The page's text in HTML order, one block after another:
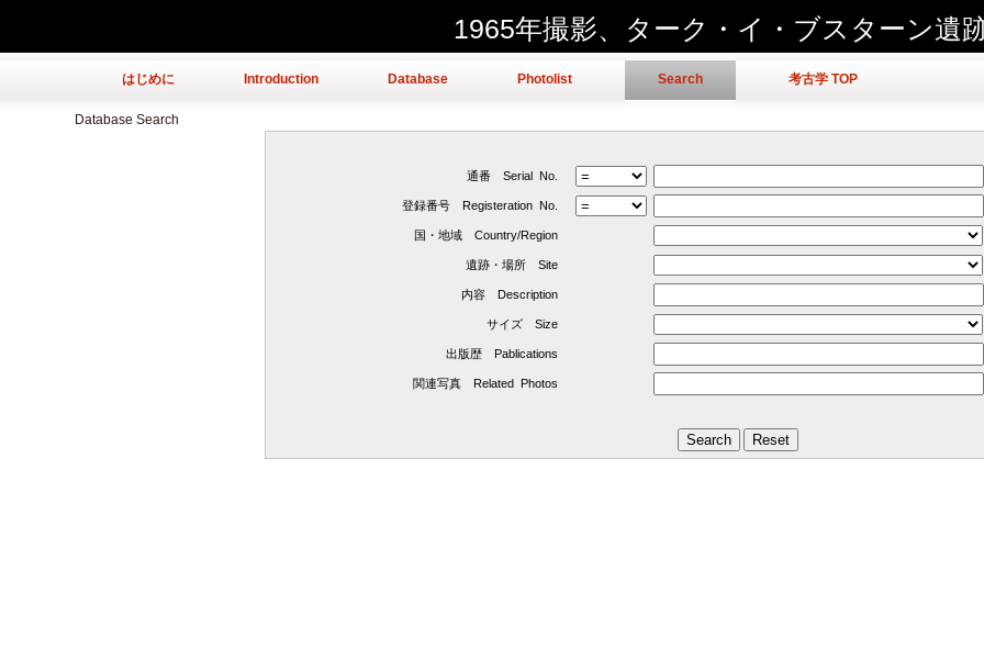
1965年撮影、ターク・イ・ブスターン遺
はじめに Introduction Database Photolist Search 考古学 TOP
Database Search
通番 Serial No.
登録番号 Registeration No.
国・地域 Country/Region
遺跡・場所 Site
内容 Description
サイズ Size
出版歴 Pablications
関連写真 Related Photos